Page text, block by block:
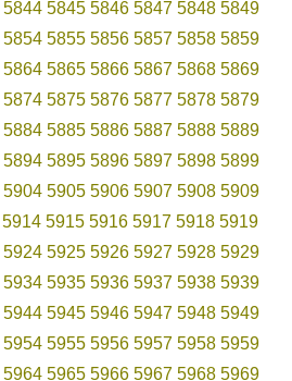
5844 5845 5846 5847 5848 5849
5854 5855 5856 5857 5858 5859
5864 5865 5866 5867 5868 5869
5874 5875 5876 5877 5878 5879
5884 5885 5886 5887 5888 5889
5894 5895 5896 5897 5898 5899
5904 5905 5906 5907 5908 5909
5914 5915 5916 5917 5918 5919
5924 5925 5926 5927 5928 5929
5934 5935 5936 5937 5938 5939
5944 5945 5946 5947 5948 5949
5954 5955 5956 5957 5958 5959
5964 5965 5966 5967 5968 5969